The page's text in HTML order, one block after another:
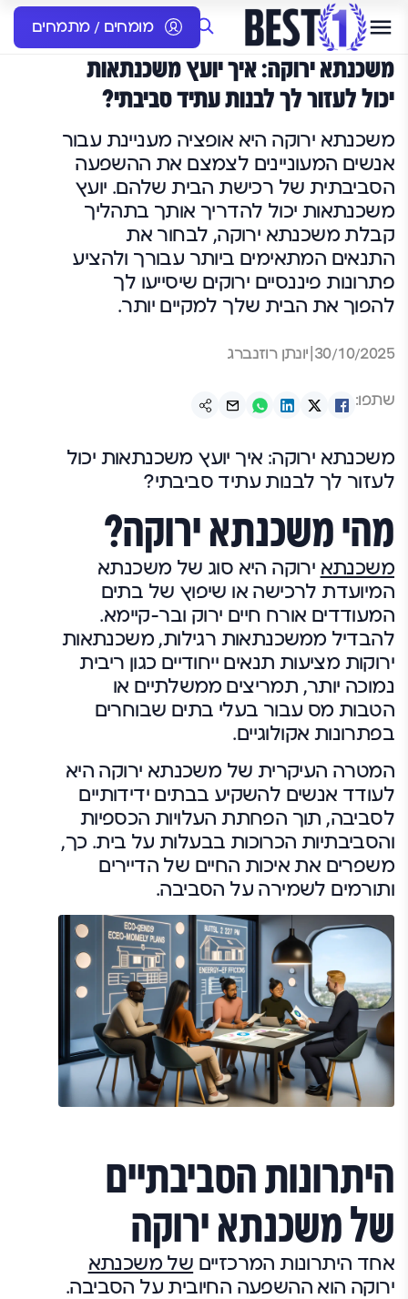
מומחים / מתמחים
משכנתא ירוקה: איך יועץ משכנתאות
יכול לעזור לך לבנות עתיד סביבתי?
משכנתא ירוקה היא אופציה מעניינת עבור
אנשים המעוניינים לצמצם את ההשפעה
הסביבתית של רכישת הבית שלהם. יועץ
משכנתאות יכול להדריך אותך בתהליך
קבלת משכנתא ירוקה, לבחור את
התנאים המתאימים ביותר עבורך ולהציע
פתרונות פיננסיים ירוקים שיסייעו לך
להפוך את הבית שלך למקיים יותר.
30/10/2025 יונתן רוזנברג
שתפו:
משכנתא ירוקה: איך יועץ משכנתאות יכול
לעזור לך לבנות עתיד סביבתי?
מהי משכנתא ירוקה?
משכנתא ירוקה היא סוג של משכנתא
המיועדת לרכישה או שיפוץ של בתים
המעודדים אורח חיים ירוק ובר-קיימא.
להבדיל ממשכנתאות רגילות, משכנתאות
ירוקות מציעות תנאים ייחודיים כגון ריבית
נמוכה יותר, תמריצים ממשלתיים או
הטבות מס עבור בעלי בתים שבוחרים
בפתרונות אקולוגיים.
המטרה העיקרית של משכנתא ירוקה היא
לעודד אנשים להשקיע בבתים ידידותיים
לסביבה, תוך הפחתת העלויות הכספיות
והסביבתיות הכרוכות בבעלות על בית. כך,
משפרים את איכות החיים של הדיירים
ותורמים לשמירה על הסביבה.
היתרונות הסביבתיים
של משכנתא ירוקה
אחד היתרונות המרכזיים של משכנתא
ירוקה הוא ההשפעה החיובית על הסביבה.